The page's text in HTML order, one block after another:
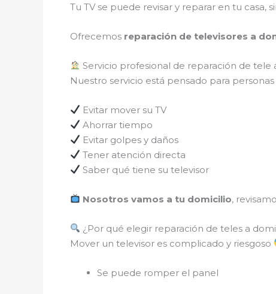
Tu TV se puede revisar y reparar en tu casa,
Ofrecemos reparación de televisores a
Servicio profesional de reparación de
Nuestro servicio está pensado para
Evitar mover su TV
Ahorrar tiempo
Evitar golpes y daños
Tener atención directa
Saber qué tiene su televisor
Nosotros vamos a tu domicilio,
¿Por qué elegir reparación de teles a
Mover un televisor es complicado y riesgoso
Se puede romper el panel